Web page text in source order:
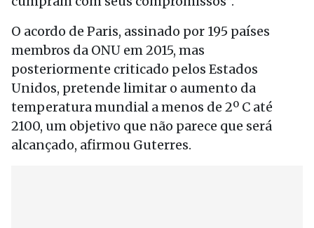
O acordo de Paris, assinado por 195 países
membros da ONU em 2015, mas
posteriormente criticado pelos Estados
Unidos, pretende limitar o aumento da
temperatura mundial a menos de 2º C até
2100, um objetivo que não parece que será
alcançado, afirmou Guterres.